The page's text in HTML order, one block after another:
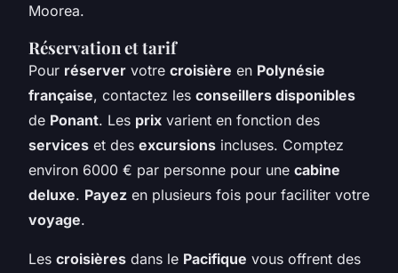
Moorea.
Réservation et tarif
Pour réserver votre croisière en Polynésie
française, contactez les conseillers disponibles
de Ponant. Les prix varient en fonction des
services et des excursions incluses. Comptez
environ 6000 € par personne pour une cabine
deluxe. Payez en plusieurs fois pour faciliter votre
voyage.
Les croisières dans le Pacifique vous offrent des